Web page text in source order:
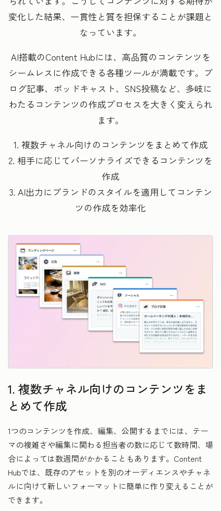
変化した結果、一貫性と質を担保することが課題と
なっています。
AI搭載のContent Hubには、高品質のコンテンツを
シームレスに作成できる各種ツールが満載です。ブ
ログ記事、ポッドキャスト、SNS投稿など、多岐に
わたるコンテンツの作成プロセスを大きく変えられ
ます。
1. 複数チャネル向けのコンテンツをまとめて作成
2. 相手に応じてパーソナライズできるコンテンツを
作成
3. AI出力にブランドのスタイルを適用してコンテン
ツの作成を効率化
1. 複数チャネル向けのコンテンツをま
とめて作成
1つのコンテンツを作成、編集、公開するまでには、テー
マの複雑さや編集に関わる担当者の数に応じて数時間、場
合によっては数週間がかかることもあります。Content
Hubでは、既存のアセットを別のオーディエンスやチャネ
ルに向けて新しいフォーマットに簡単に作り変えることが
できます。